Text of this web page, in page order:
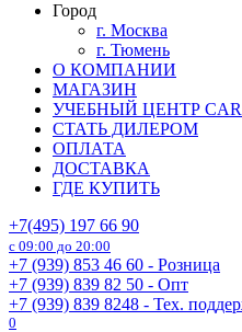
Город
г. Москва
г. Тюмень
О КОМПАНИИ
МАГАЗИН
УЧЕБНЫЙ ЦЕНТР
СТАТЬ ДИЛЕРОМ
ОПЛАТА
ДОСТАВКА
ГДЕ КУПИТЬ
+7(495) 197 66 90
с 09:00 до 20:00
+7 (939) 853 46 60 - Розница
+7 (939) 839 82 50 - Опт
+7 (939) 839 8248 - Тех.
0